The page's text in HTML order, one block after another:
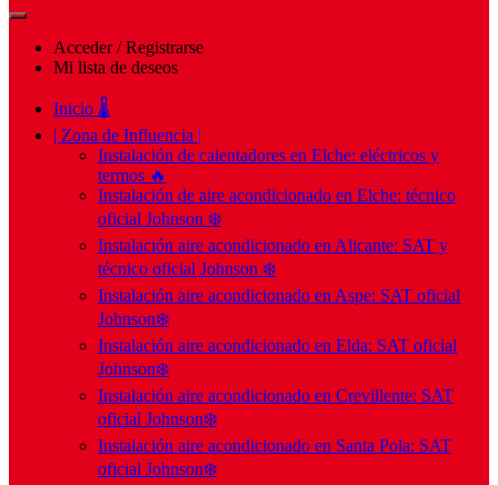
Acceder / Registrarse
Mi lista de deseos
Inicio 🌡️
| Zona de Influencia |
Instalación de calentadores en Elche: eléctricos y
termos 🔥
Instalación de aire acondicionado en Elche: técnico
oficial Johnson ❄️
Instalación aire acondicionado en Alicante: SAT y
técnico oficial Johnson ❄️
Instalación aire acondicionado en Aspe: SAT oficial
Johnson❄️
Instalación aire acondicionado en Elda: SAT oficial
Johnson❄️
Instalación aire acondicionado en Crevillente: SAT
oficial Johnson❄️
Instalación aire acondicionado en Santa Pola: SAT
oficial Johnson❄️